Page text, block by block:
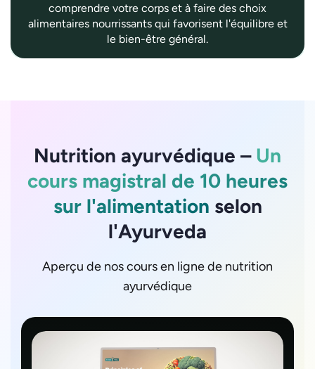
comprendre votre corps et à faire des choix
alimentaires nourrissants qui favorisent l'équilibre et
le bien-être général.
Nutrition ayurvédique – Un
cours magistral de 10 heures
sur l'alimentation selon
l'Ayurveda
Aperçu de nos cours en ligne de nutrition
ayurvédique